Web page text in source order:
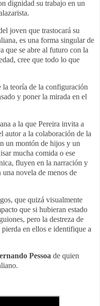
dignidad su trabajo en un
joven que trastocará su
es una forma singular de
que se abre al futuro con la
cree que todo lo que
la teoría de la configuración
y poner la mirada en el
a la que Pereira invita a
autor a la colaboración de la
un montón de hijos y un
mucha comida o ese
fluyen en la narración y
novela de menos de
que quizá visualmente
que si hubieran estado
pero la destreza de
en ellos e identifique a
Pessoa de quien